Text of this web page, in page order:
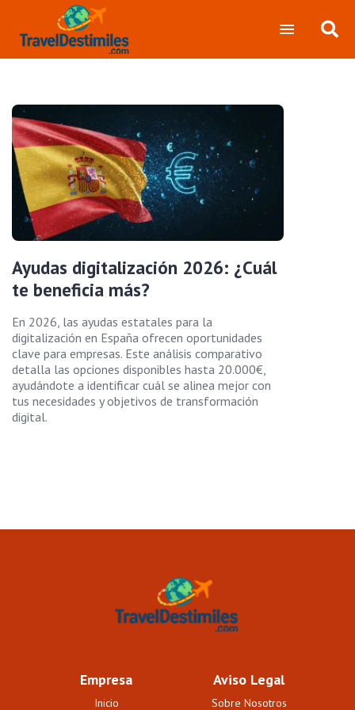
Ayudas digitalización 2026: ¿Cuál
te beneficia más?
En 2026, las ayudas estatales para la
digitalización en España ofrecen oportunidades
clave para empresas. Este análisis comparativo
detalla las opciones disponibles hasta 20.000€,
ayudándote a identificar cuál se alinea mejor con
tus necesidades y objetivos de transformación
digital.
Empresa
Inicio
Aviso Legal
Sobre Nosotros